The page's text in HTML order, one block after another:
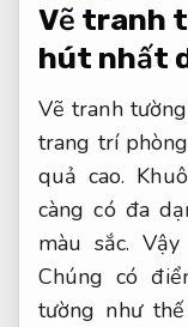
Vẽ tranh
hút nhất
Vẽ tranh
trang trí
quả cao.
càng có đa
màu sắc.
Chúng có
tường như